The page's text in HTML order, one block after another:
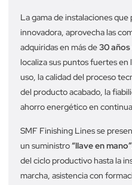
La gama de instalaciones
innovadora, aprovecha las
adquiridas en más de30
localiza sus puntos fuertes en
uso, la calidad del proceso
del producto acabado, la
ahorro energético en
SMF Finishing Lines se
un suministro“llave en mano”
del ciclo productivo hasta la
marcha, asistencia con